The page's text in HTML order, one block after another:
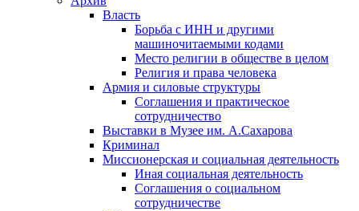
Власть
Борьба с ИНН и другими
машиночитаемыми кодами
Место религии в обществе в целом
Религия и права человека
Армия и силовые структуры
Соглашения и практическое
сотрудничество
Выставки в Музее им. А.Сахарова
Криминал
Миссионерская и социальная деятельность
Иная социальная деятельность
Соглашения о социальном
сотрудничестве